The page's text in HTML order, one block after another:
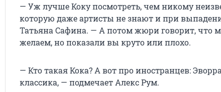
— Уж лучше Коку посмотреть, чем никому
которую даже артисты не знают и при
Татьяна Сафина. — А потом жюри говорит, что
желаем, но показали вы круто или плохо.
— Кто такая Кока? А вот про иностранцев:
классика, — подмечает Алекс Рум.